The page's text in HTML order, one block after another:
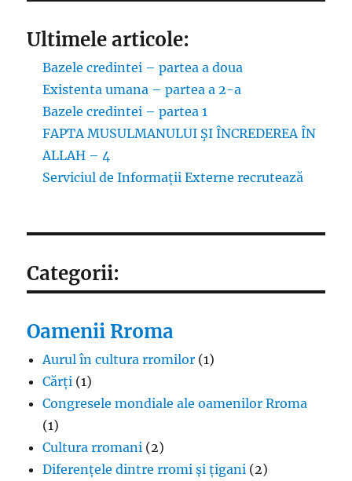
Ultimele articole:
Bazele credintei – partea a doua
Existenta umana – partea a 2-a
Bazele credintei – partea 1
FAPTA MUSULMANULUI ŞI ÎNCREDEREA ÎN
ALLAH – 4
Serviciul de Informații Externe recrutează
Categorii:
Oamenii Rroma
Aurul în cultura rromilor (1)
Cărți (1)
Congresele mondiale ale oamenilor Rroma
(1)
Cultura rromani (2)
Diferențele dintre rromi și țigani (2)